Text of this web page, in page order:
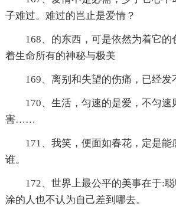
子难过。难过的岂止是爱情？
168、的东西，可是依然为着它的
着生命所有的神秘与极美
169、离别和失望的伤痛，已经发
170、生活，匀速的是爱，不匀速
害……
171、我笑，便面如春花，定是能
谁。
172、世界上最公平的美事在于:
涂的人也不认为自己差到哪去。